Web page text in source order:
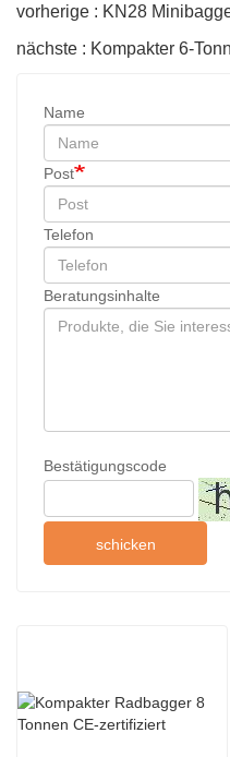
Name
Post
Telefon
Beratungsinhalte
Bestätigungscode
schicken